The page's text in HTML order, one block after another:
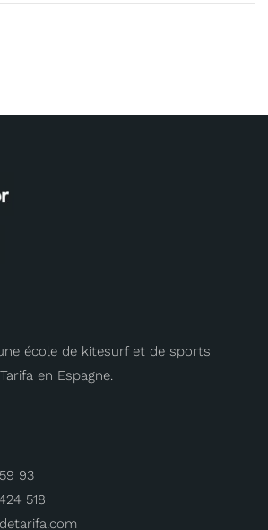
école de kitesurf et de sports
en Espagne.
93
518